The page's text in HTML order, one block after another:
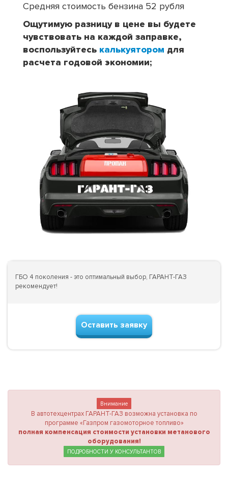
Средняя стоимость бензина 52 рубля
Ощутимую разницу в цене вы будете
чувствовать на каждой заправке,
воспользуйтесь калькуятором для
расчета годовой экономии;
ГБО 4 поколения - это оптимальный выбор, ГАРАНТ-ГАЗ
рекомендует!
Оставить заявку
Внимание
В автотехцентрах ГАРАНТ-ГАЗ возможна установка по
программе «Газпром газомоторное топливо»
полная компенсация стоимости установки метанового
оборудования!
ПОДРОБНОСТИ У КОНСУЛЬТАНТОВ